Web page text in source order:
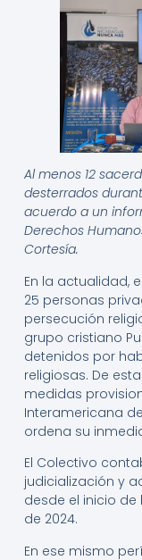
Al menos 12
desterrados
acuerdo a un
Derechos
Cortesía.
En la actualidad,
25 personas
persecución
grupo cristiano
detenidos por
religiosas. De
medidas
Interamericana
ordena su
El Colectivo
judicialización y
desde el inicio
de 2024.
En ese mismo